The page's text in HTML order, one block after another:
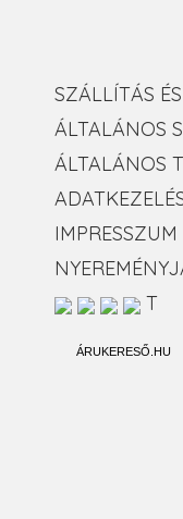
SZÁLLÍTÁS
ÁLTALÁNOS
ÁLTALÁNOS
IMPRESSZUM
T
ÁRUKERESŐ.HU